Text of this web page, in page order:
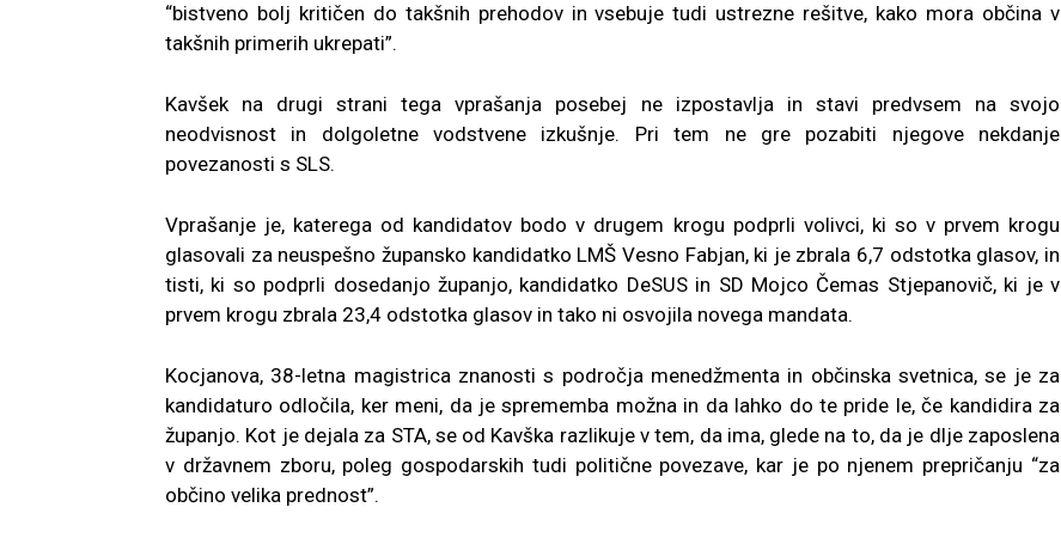
“bistveno bolj kritičen do takšnih prehodov in vsebuje tudi ustrezne rešitve, kako mora občina v
takšnih primerih ukrepati”.
Kavšek na drugi strani tega vprašanja posebej ne izpostavlja in stavi predvsem na svojo
neodvisnost in dolgoletne vodstvene izkušnje. Pri tem ne gre pozabiti njegove nekdanje
povezanosti s SLS.
Vprašanje je, katerega od kandidatov bodo v drugem krogu podprli volivci, ki so v prvem krogu
glasovali za neuspešno župansko kandidatko LMŠ Vesno Fabjan, ki je zbrala 6,7 odstotka glasov, in
tisti, ki so podprli dosedanjo županjo, kandidatko DeSUS in SD Mojco Čemas Stjepanovič, ki je v
prvem krogu zbrala 23,4 odstotka glasov in tako ni osvojila novega mandata.
Kocjanova, 38-letna magistrica znanosti s področja menedžmenta in občinska svetnica, se je za
kandidaturo odločila, ker meni, da je sprememba možna in da lahko do te pride le, če kandidira za
županjo. Kot je dejala za STA, se od Kavška razlikuje v tem, da ima, glede na to, da je dlje zaposlena
v državnem zboru, poleg gospodarskih tudi politične povezave, kar je po njenem prepričanju “za
občino velika prednost”.